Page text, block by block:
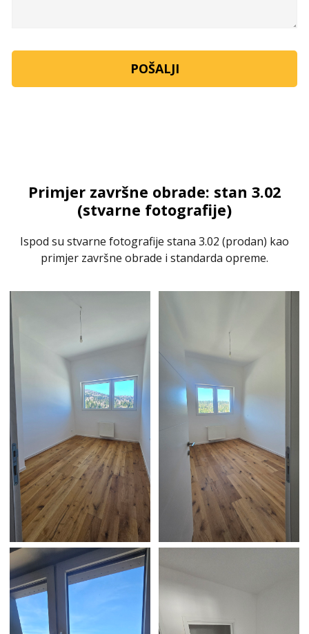
Primjer završne obrade: stan 3.02
(stvarne fotografije)
Ispod su stvarne fotografije stana 3.02 (prodan) kao
primjer završne obrade i standarda opreme.